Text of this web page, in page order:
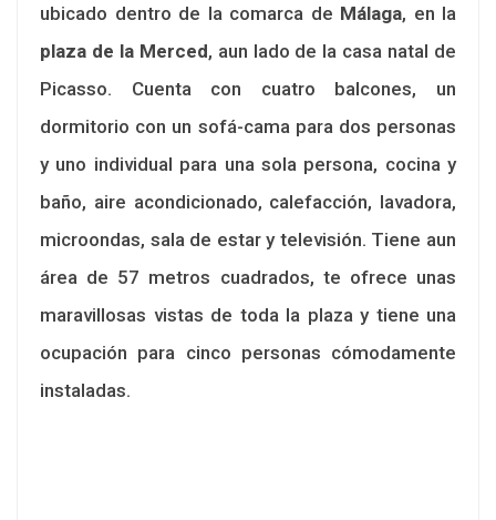
ubicado dentro de la comarca de Málaga, en la
plaza de la Merced, aun lado de la casa natal de
Picasso. Cuenta con cuatro balcones, un
dormitorio con un sofá-cama para dos personas
y uno individual para una sola persona, cocina y
baño, aire acondicionado, calefacción, lavadora,
microondas, sala de estar y televisión. Tiene aun
área de 57 metros cuadrados, te ofrece unas
maravillosas vistas de toda la plaza y tiene una
ocupación para cinco personas cómodamente
instaladas.